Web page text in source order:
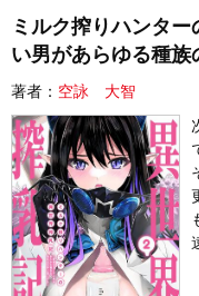
ミルク搾りハンタ
い男があらゆる種
著者： 空詠 大智